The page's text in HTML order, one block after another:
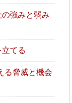
強みと弱み
てる
る脅威と機会